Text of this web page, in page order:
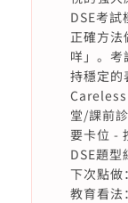
DSE考
正確方
咩」。
持穩定的
堂/課前
要卡位 -
DSE題型
下次點做
教育看法